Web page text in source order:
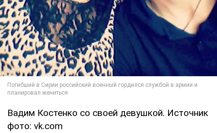
Вадим Костенко со своей девушкой. Источник
фото: vk.com